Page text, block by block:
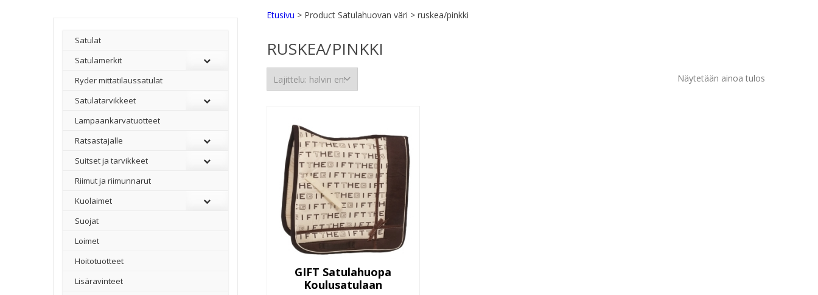
Etusivu > Product Satulahuovan väri > ruskea/pinkki
RUSKEA/PINKKI
Näytetään ainoa tulos
GIFT Satulahuopa
Koulusatulaan
Satulat
Satulamerkit
Ryder mittatilaussatulat
Satulatarvikkeet
–
Lampaankarvatuotteet
Ratsastajalle
Suitset ja tarvikkeet
Riimut ja riimunnarut
Kuolaimet
Suojat
Loimet
Hoitotuotteet
Lisäravinteet